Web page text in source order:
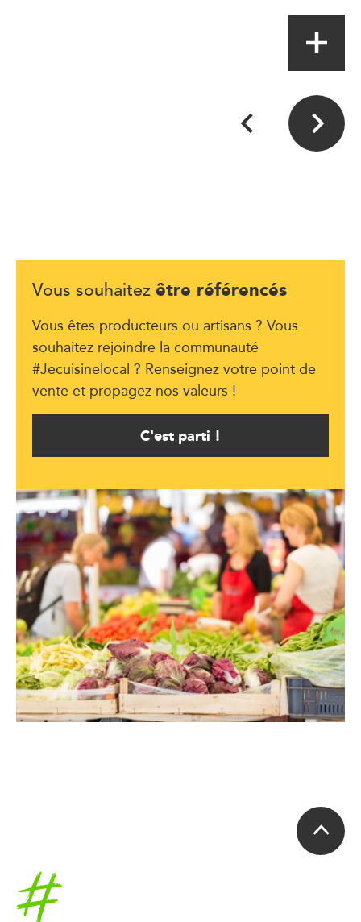
Vous souhaitez être référencés
Vous êtes producteurs ou artisans ? Vous
souhaitez rejoindre la communauté
#Jecuisinelocal ? Renseignez votre point de
vente et propagez nos valeurs !
C'est parti !
Accueil